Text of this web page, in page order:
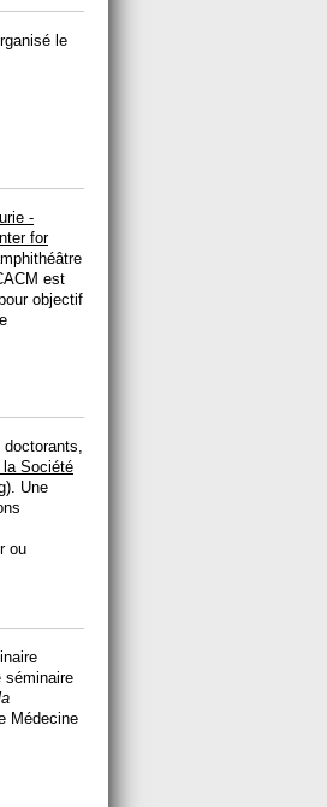
le
-
for
est
objectif
la Société
Une
ou
séminaire
Médecine